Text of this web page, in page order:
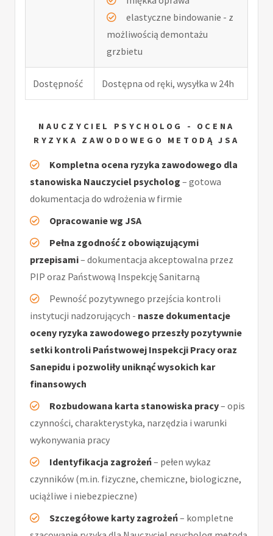
elastyczne bindowanie - z
możliwością demontażu
grzbietu
Dostępność Dostępna od ręki, wysyłka w 24h
NAUCZYCIEL PSYCHOLOG - OCENA
RYZYKA ZAWODOWEGO METODĄ JSA
Kompletna ocena ryzyka zawodowego dla
stanowiska Nauczyciel psycholog – gotowa
dokumentacja do wdrożenia w firmie
Opracowanie wg JSA
Pełna zgodność z obowiązującymi
przepisami– dokumentacja akceptowalna przez
PIP oraz Państwową Inspekcję Sanitarną
Pewność pozytywnego przejścia kontroli
instytucji nadzorujących - nasze dokumentacje
oceny ryzyka zawodowego przeszły pozytywnie
setki kontroli Państwowej Inspekcji Pracy oraz
Sanepidu i pozwoliły uniknąć wysokich kar
finansowych
Rozbudowana karta stanowiska pracy– opis
czynności, charakterystyka, narzędzia i warunki
wykonywania pracy
Identyfikacja zagrożeń– pełen wykaz
czynników (m.in. fizyczne, chemiczne, biologiczne,
uciążliwe i niebezpieczne)
Szczegółowe karty zagrożeń– kompletne